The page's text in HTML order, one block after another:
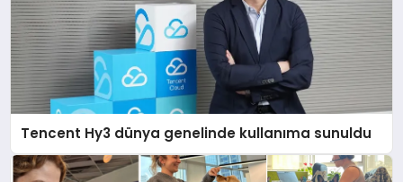
Tencent Hy3 dünya genelinde kullanıma sunuldu